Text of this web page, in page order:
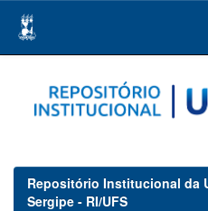
navigation
Repositório Institucional da
Sergipe - RI/UFS